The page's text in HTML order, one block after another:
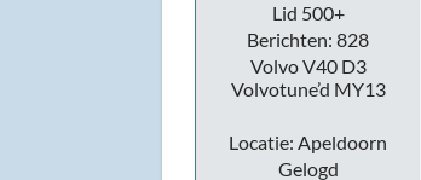
Lid 500+
Berichten: 828
Volvo V40 D3
Volvotune’d MY13
Locatie: Apeldoorn
Gelogd